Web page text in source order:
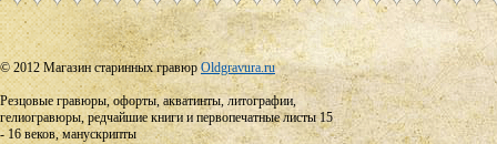
© 2012 Магазин старинных гравюрOldgravura.ru
Резцовые гравюры, офорты, акватинты, литографии,
гелиогравюры, редчайшие книги и первопечатные листы 15
- 16 веков, манускрипты